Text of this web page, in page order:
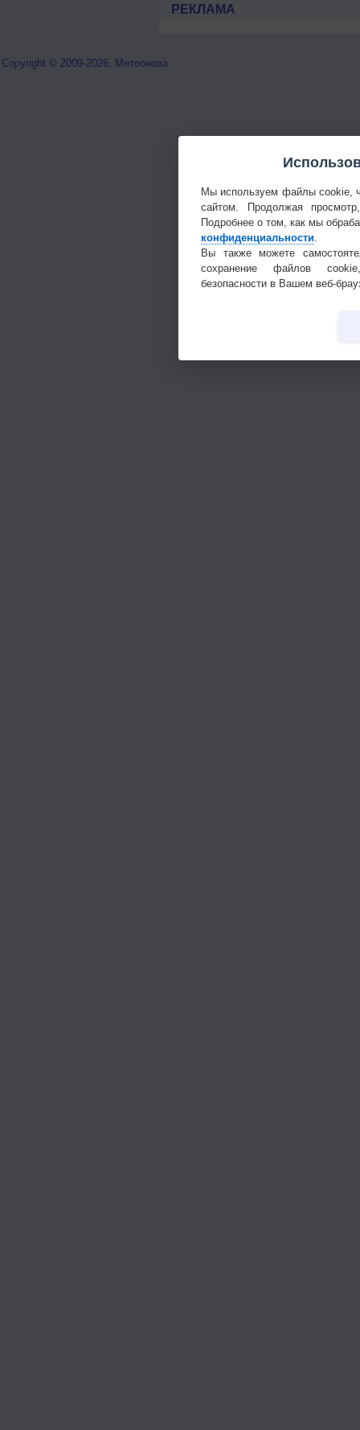
РЕКЛАМА
Copyright © 2009-2026, Метеонова
Мы используем файлы cookie,
сайтом. Продолжая
Подробнее о том, как мы
конфиденциальности.
Вы также можете
сохранение файлов
безопасности в Вашем веб-